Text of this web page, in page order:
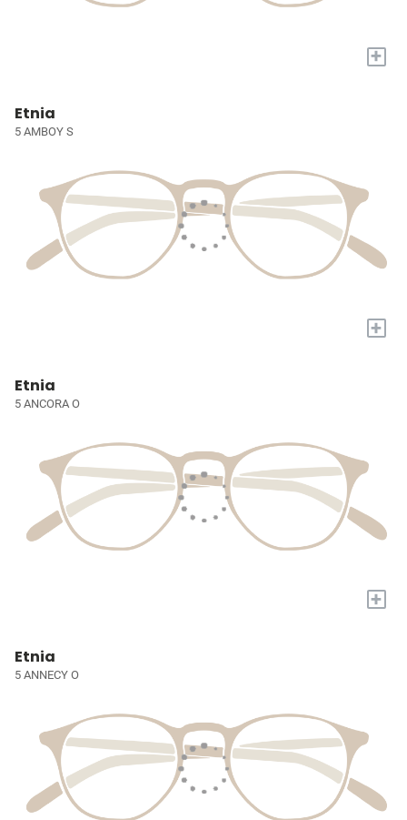
+
Etnia
5 AMBOY S
+
Etnia
5 ANCORA O
+
Etnia
5 ANNECY O